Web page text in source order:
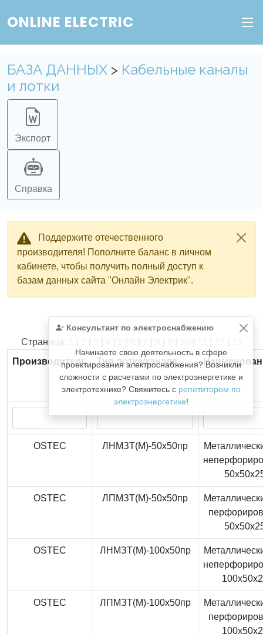
ONLINE ELECTRIC
БАЗА ДАННЫХ > Кабельные каналы
и лотки
Экспорт
Справка
Поддержите отечественного
производителя! Пополните баланс в личном
кабинете, чтобы получить полный доступ к
базам данных сайта "Онлайн Электрик".
Консультант по электроснабжению
Начинаете свою деятельность в сфере
проектирования электроснабжения? Возникли
сложности с расчетами по электроэнергетике и
электротехнике? Свяжитесь с репетитором по
электроэнергетике!
Найдено366из366записей.
Страница: 1 | 2 | 3 | 4 | 5 | 6 | 7 | 8 | 9 | 10 | 11 | 12 | 13
Производитель
Тип лотка/канала
OSTEC ЛНМЗТ(М)-50x50пр
OSTEC ЛПМЗТ(М)-50x50пр
OSTEC ЛНМЗТ(М)-100x50пр
OSTEC ЛПМЗТ(М)-100x50пр
Электрик" без ограничений.